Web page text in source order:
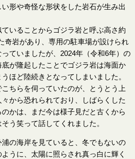
形や奇怪な形状をした岩石が生み出
いることからゴジラ岩と呼ぶ高さ約
奇岩があり、専用の駐車場が設けられ
ていましたが、2024年（令和6年）の
が隆起したことでゴジラ岩は海面か
ほど陸続きとなってしまいました。
ちらを伺っていたのが、とうとう上
から恐れられており、しばらくした
かは、まだ今は様子見だと古くから
う笑って話してくれました。
の海岸を見ていると、冬でもないの
うに、太陽に照らされ真っ白に輝く